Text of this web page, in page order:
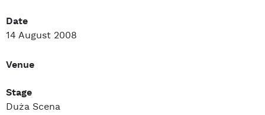
Date
14 August 2008
Venue
Stage
Duża Scena